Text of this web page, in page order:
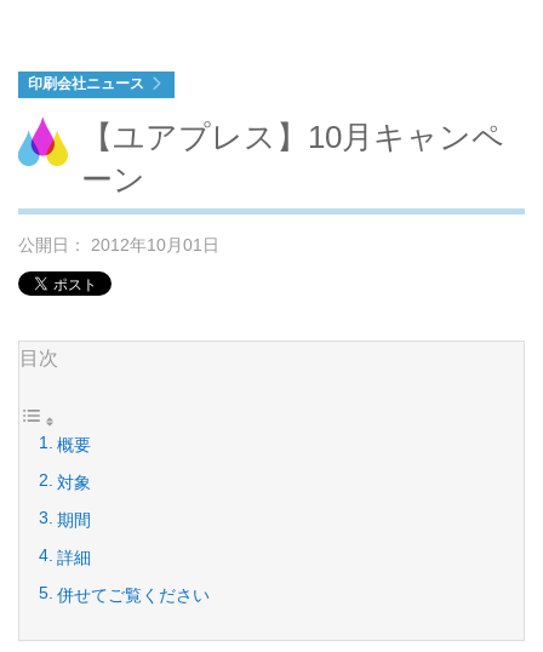
印刷会社ニュース
【ユアプレス】10月キャンペ
ーン
公開日： 2012年10月01日
目次
概要
対象
期間
詳細
併せてご覧ください